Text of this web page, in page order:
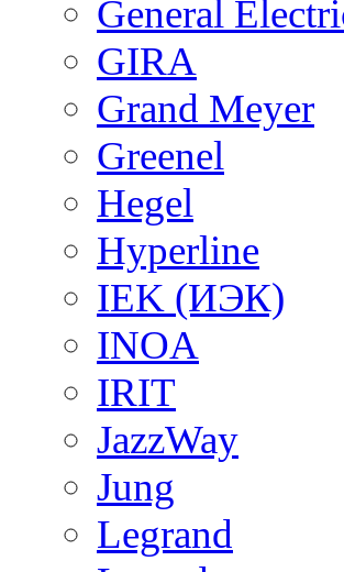
General
GIRA
Grand Meyer
Greenel
Hegel
Hyperline
IEK (ИЭК)
INOA
IRIT
JazzWay
Jung
Legrand